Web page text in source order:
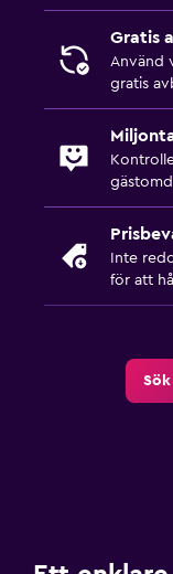
Gratis
Använd
gratis
Inte
för att